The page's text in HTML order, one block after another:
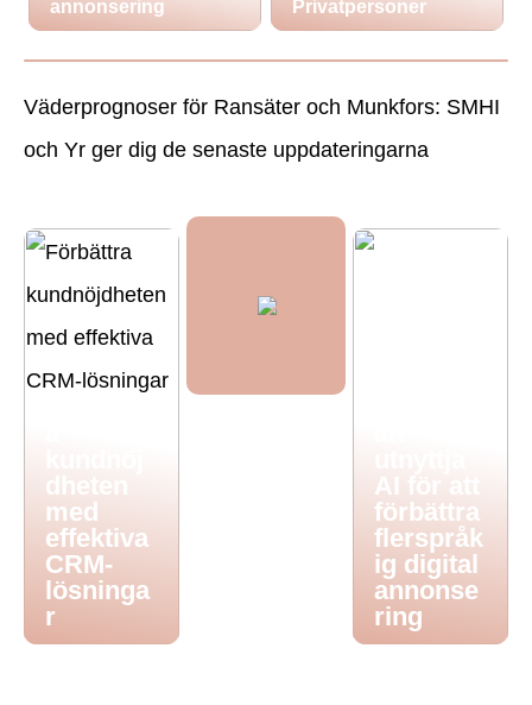
annonsering
Privatpersoner
Väderprognoser för Ransäter och Munkfors: SMHI
och Yr ger dig de senaste uppdateringarna
dheten
med
effektiva
CRM-
lösninga
r
AI för att
förbättra
flerspråk
ig digital
annonse
ring